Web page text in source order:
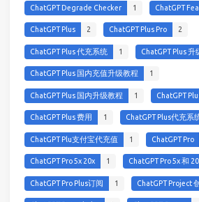
ChatGPT Degrade Checker 1 ChatGPT
ChatGPT Plus 2 ChatGPT Plus Pro 2
ChatGPT Plus 代充系统 1 ChatGPT Plus 升
ChatGPT Plus 国内充值升级教程 1
ChatGPT Plus 国内升级教程 1 ChatGPT
ChatGPT Plus 费用 1 ChatGPT Plus代充系
ChatGPT Plu支付宝代充值 1 ChatGPT Pro
ChatGPT Pro 5x 20x 1 ChatGPT Pro 5x 和
ChatGPT Pro Plus订阅 1 ChatGPT Project